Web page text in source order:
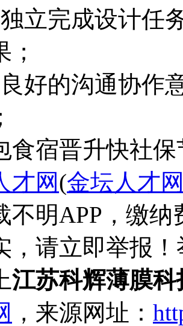
立完成设计任
；
好的沟通协作
食宿晋升快社保
才网(金坛人才
不明APP，缴
，请立即举报
江苏科辉薄膜
，来源网址：